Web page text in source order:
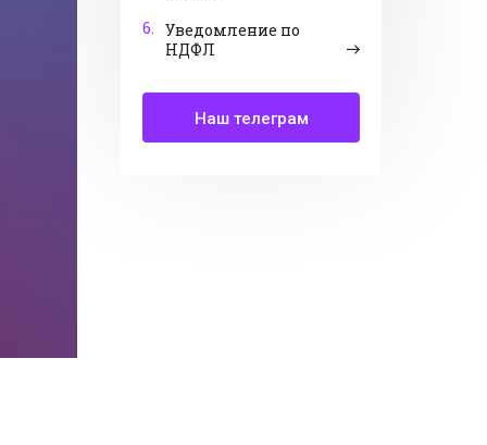
6. Уведомление по
НДФЛ
Наш телеграм